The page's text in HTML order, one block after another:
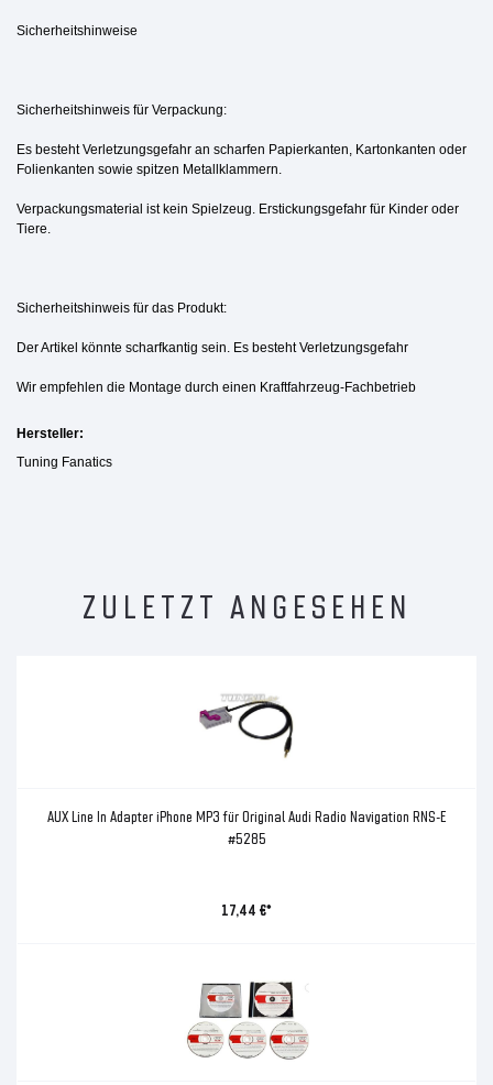
Sicherheitshinweise
Sicherheitshinweis für Verpackung:
Es besteht Verletzungsgefahr an scharfen Papierkanten, Kartonkanten oder
Folienkanten sowie spitzen Metallklammern.
Verpackungsmaterial ist kein Spielzeug. Erstickungsgefahr für Kinder oder
Tiere.
Sicherheitshinweis für das Produkt:
Der Artikel könnte scharfkantig sein. Es besteht Verletzungsgefahr
Wir empfehlen die Montage durch einen Kraftfahrzeug-Fachbetrieb
Hersteller:
Tuning Fanatics
ZULETZT ANGESEHEN
AUX Line In Adapter iPhone MP3 für Original Audi Radio Navigation RNS-E
#5285
17,44 €*